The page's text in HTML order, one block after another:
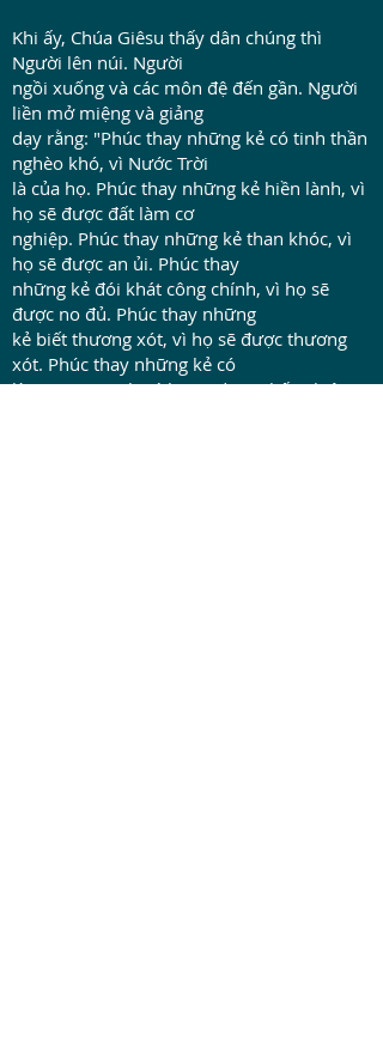
Khi ấy, Chúa Giêsu thấy dân chúng thì
Người lên núi. Người
ngồi xuống và các môn đệ đến gần. Người
liền mở miệng và giảng
dạy rằng: "Phúc thay những kẻ có tinh thần
nghèo khó, vì Nước Trời
là của họ. Phúc thay những kẻ hiền lành, vì
họ sẽ được đất làm cơ
nghiệp. Phúc thay những kẻ than khóc, vì
họ sẽ được an ủi. Phúc thay
những kẻ đói khát công chính, vì họ sẽ
được no đủ. Phúc thay những
kẻ biết thương xót, vì họ sẽ được thương
xót. Phúc thay những kẻ có
lòng trong sạch, vì họ sẽ được thấy Thiên